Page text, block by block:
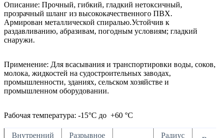
Описание: Прочный, гибкий, гладкий нетоксичный,
прозрачный шланг из высококачественного ПВХ.
Армирован металлической спиралью.Устойчив к
раздавливанию, абразивам, погодным условиям; гладкий
снаружи.
Применение: Для всасывания и транспортировки воды, соков,
молока, жидкостей на судостроительных заводах,
промышленности, зданиях, сельском хозяйстве и
промышленном оборудовании.
Рабочая температура: -15°С до +60 °С
Внутренний
Разрывное
Радиус